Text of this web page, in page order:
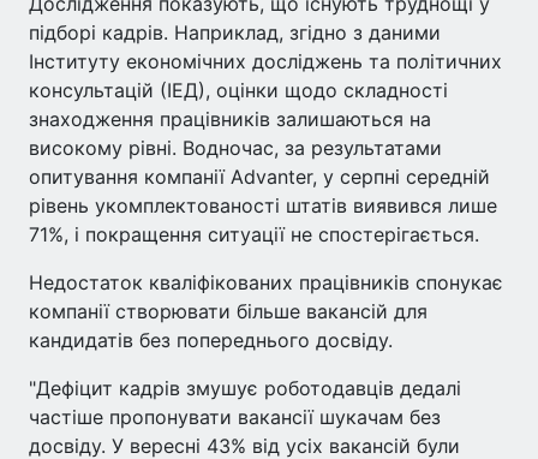
підборі кадрів. Наприклад, згідно з даними
Інституту економічних досліджень та політичних
консультацій (ІЕД), оцінки щодо складності
знаходження працівників залишаються на
високому рівні. Водночас, за результатами
опитування компанії Advanter, у серпні середній
рівень укомплектованості штатів виявився лише
71%, і покращення ситуації не спостерігається.
Недостаток кваліфікованих працівників спонукає
компанії створювати більше вакансій для
кандидатів без попереднього досвіду.
"Дефіцит кадрів змушує роботодавців дедалі
частіше пропонувати вакансії шукачам без
досвіду. У вересні 43% від усіх вакансій були